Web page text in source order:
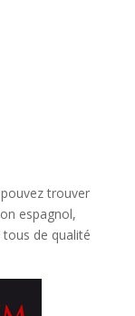
trouver
espagnol,
tous de qualité